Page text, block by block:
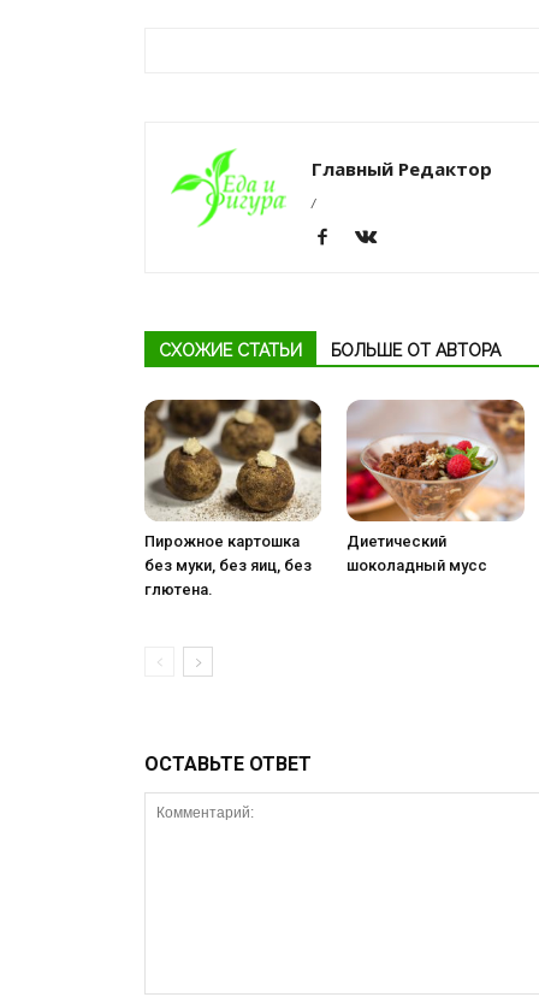
Главный Редактор
/
СХОЖИЕ СТАТЬИ БОЛЬШЕ ОТ АВТОРА
Пирожное картошка
без муки, без яиц, без
глютена.
Диетический
шоколадный мусс
ОСТАВЬТЕ ОТВЕТ